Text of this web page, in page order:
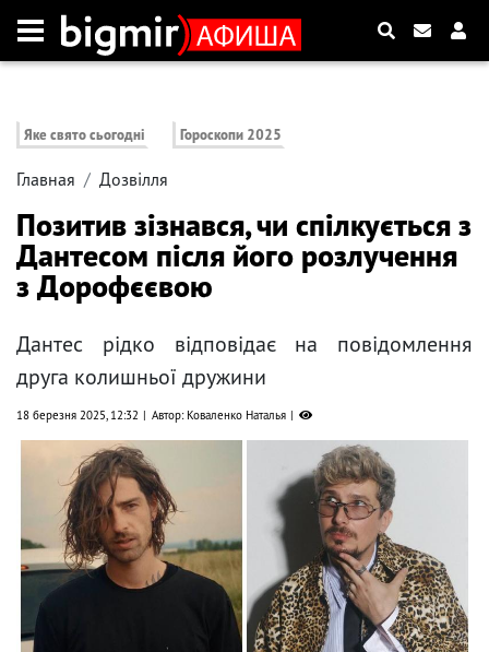
Яке свято сьогодні Гороскопи 2025
Главная Дозвілля
Позитив зізнався, чи спілкується з
Дантесом після його розлучення
з Дорофєєвою
Дантес рідко відповідає на повідомлення
друга колишньої дружини
18 березня 2025, 12:32 Автор: Коваленко Наталья